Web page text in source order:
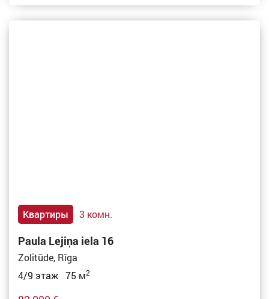
Квартиры 3 комн.
Paula Lejiņa iela 16
Zolitūde, Rīga
4/9 этаж 75 м2